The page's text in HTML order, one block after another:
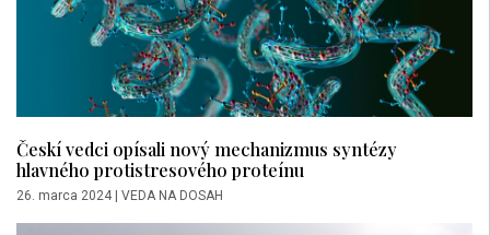
Českí vedci opísali nový mechanizmus syntézy
hlavného protistresového proteínu
26. marca 2024 | VEDA NA DOSAH